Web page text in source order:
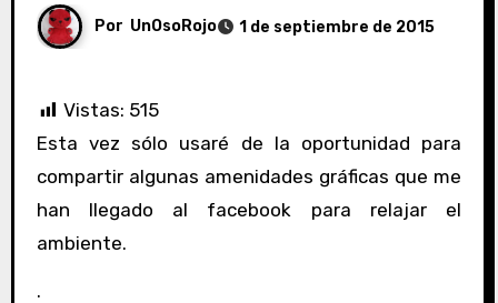
Por UnOsoRojo 1 de septiembre de 2015
Vistas: 515
Esta vez sólo usaré de la oportunidad para
compartir algunas amenidades gráficas que me
han llegado al facebook para relajar el
ambiente.
.